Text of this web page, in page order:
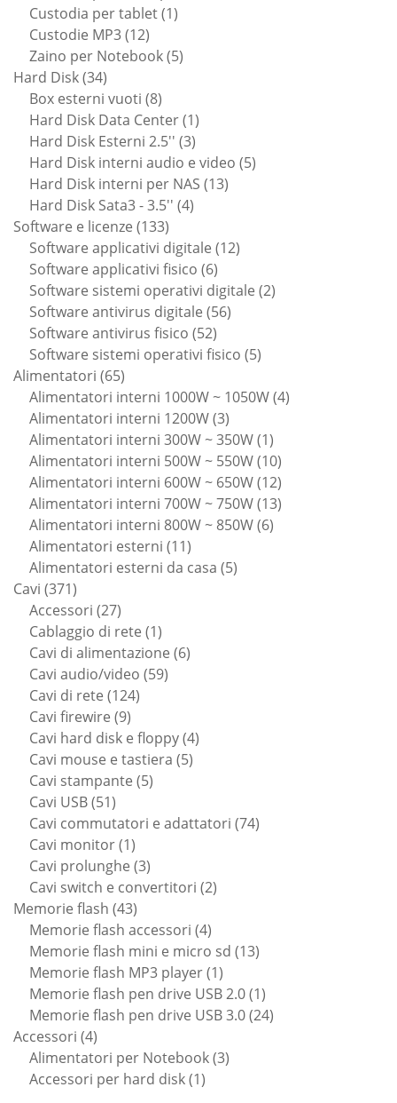
Custodia per tablet 11
Custodie MP3 1212
prodotti
Zaino per Notebook 55
Hard Disk 3434
prodotti
Box esterni vuoti 88
prodotti
Hard Disk Data Center 11
prodotto
Hard Disk Esterni 2.5'' 33
prodotti
Hard Disk interni audio e video 55
Hard Disk interni per NAS 1313
Hard Disk Sata3 - 3.5'' 44
Software e licenze 133133
prodotti
Software applicativi digitale 1212
Software applicativi fisico 66
prodotti
Software sistemi operativi digitale 22
Software antivirus digitale 5656
Software antivirus fisico 5252
prodotti
Software sistemi operativi fisico 55
Alimentatori 6565
prodotti
Alimentatori interni 1000W ~ 1050W 44
Alimentatori interni 1200W 33
prodotti
Alimentatori interni 300W ~ 350W 11
prodotto
Alimentatori interni 500W ~ 550W 1010
prodotti
Alimentatori interni 600W ~ 650W 1212
prodotti
Alimentatori interni 700W ~ 750W 1313
Alimentatori interni 800W ~ 850W 66
Alimentatori esterni 1111
prodotti
Alimentatori esterni da casa 55
Cavi 371371
prodotti
Accessori 2727
prodotti
Cablaggio di rete 11
prodotto
Cavi di alimentazione 66
Cavi audio/video 5959
Cavi di rete 124124
Cavi firewire 99
prodotti
Cavi hard disk e floppy 44
Cavi mouse e tastiera 55
Cavi stampante 55
Cavi USB 5151
prodotti
Cavi commutatori e adattatori 7474
Cavi monitor 11
prodotto
Cavi prolunghe 33
prodotti
Cavi switch e convertitori 22
Memorie flash 4343
prodotti
Memorie flash accessori 44
prodotti
Memorie flash mini e micro sd 1313
Memorie flash MP3 player 11
prodotto
Memorie flash pen drive USB 2.0 11
prodotto
Memorie flash pen drive USB 3.0 2424
Accessori 44
prodotti
Alimentatori per Notebook 33
Accessori per hard disk 11